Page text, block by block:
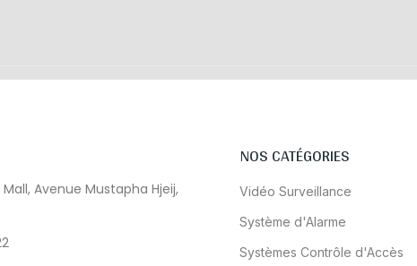
Avenue Mustapha Hjeij,
NOS CATÉGORIES
Vidéo Surveillance
Système d'Alarme
Systèmes Contrôle d'Accès